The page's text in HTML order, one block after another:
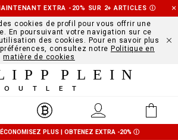
EXTRA -20% SUR 2+ ARTICLES Ⓘ
cookies de profil pour vous offrir une
En poursuivant votre navigation sur ce
des cookies. Pour en savoir plus
consultez notre Politique en
matière de cookies
PLEIN
OUTLET
PLUS | OBTENEZ EXTRA -20% Ⓘ